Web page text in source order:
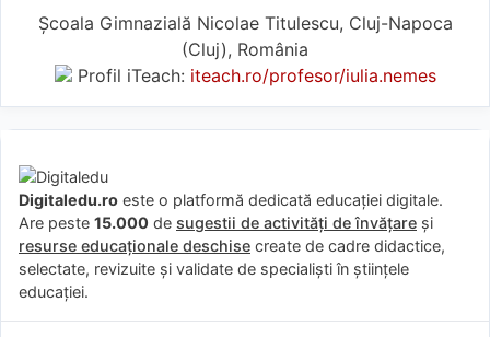
Școala Gimnazială Nicolae Titulescu, Cluj-Napoca
(Cluj), România
Profil iTeach: iteach.ro/profesor/iulia.nemes
Digitaledu.ro este o platformă dedicată educației digitale.
Are peste 15.000 de sugestii de activități de învățare și
resurse educaționale deschise create de cadre didactice,
selectate, revizuite și validate de specialiști în științele
educației.